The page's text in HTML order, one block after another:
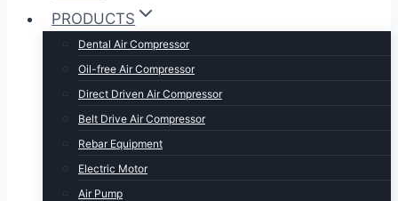
PRODUCTS
Dental Air Compressor
Oil-free Air Compressor
Direct Driven Air Compressor
Belt Drive Air Compressor
Rebar Equipment
Electric Motor
Air Pump